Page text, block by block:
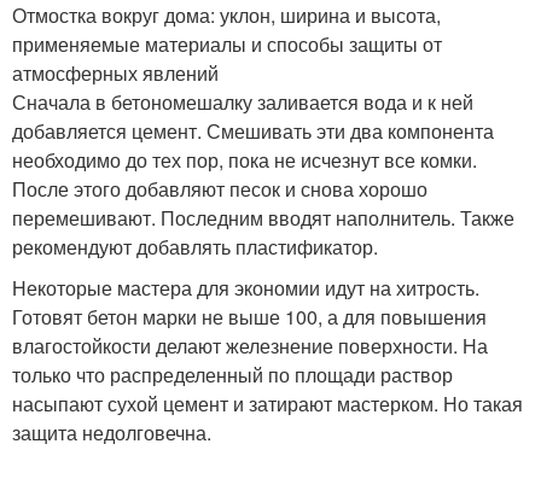
Отмостка вокруг дома: уклон, ширина и высота,
применяемые материалы и способы защиты от
атмосферных явлений
Сначала в бетономешалку заливается вода и к ней
добавляется цемент. Смешивать эти два компонента
необходимо до тех пор, пока не исчезнут все комки.
После этого добавляют песок и снова хорошо
перемешивают. Последним вводят наполнитель. Также
рекомендуют добавлять пластификатор.
Некоторые мастера для экономии идут на хитрость.
Готовят бетон марки не выше 100, а для повышения
влагостойкости делают железнение поверхности. На
только что распределенный по площади раствор
насыпают сухой цемент и затирают мастерком. Но такая
защита недолговечна.